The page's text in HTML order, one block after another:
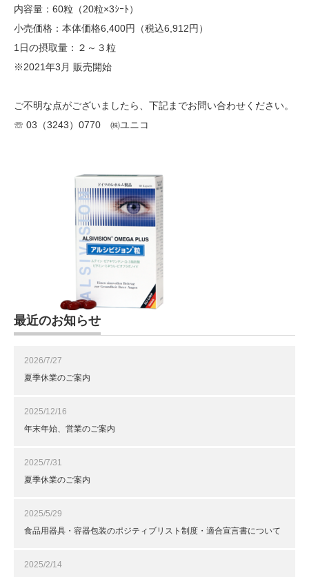
内容量：60粒（20粒×3ｼｰﾄ）
小売価格：本体価格6,400円（税込6,912円）
1日の摂取量：２～３粒
※2021年3月 販売開始
ご不明な点がございましたら、下記までお問い合わせください。
☏ 03（3243）0770 ㈱ユニコ
最近のお知らせ
2026/7/27
夏季休業のご案内
2025/12/16
年末年始、営業のご案内
2025/7/31
夏季休業のご案内
2025/5/29
食品用器具・容器包装のポジティブリスト制度・適合宣言書について
2025/2/14